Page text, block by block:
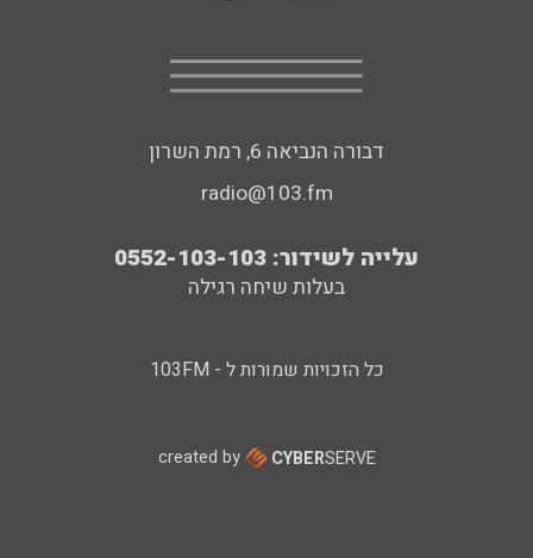
דבורה הנביאה 6, רמת השרון
radio@103.fm
עלייה לשידור: 0552-103-103
בעלות שיחה רגילה
כל הזכויות שמורות ל - 103FM
created by CYBERSERVE